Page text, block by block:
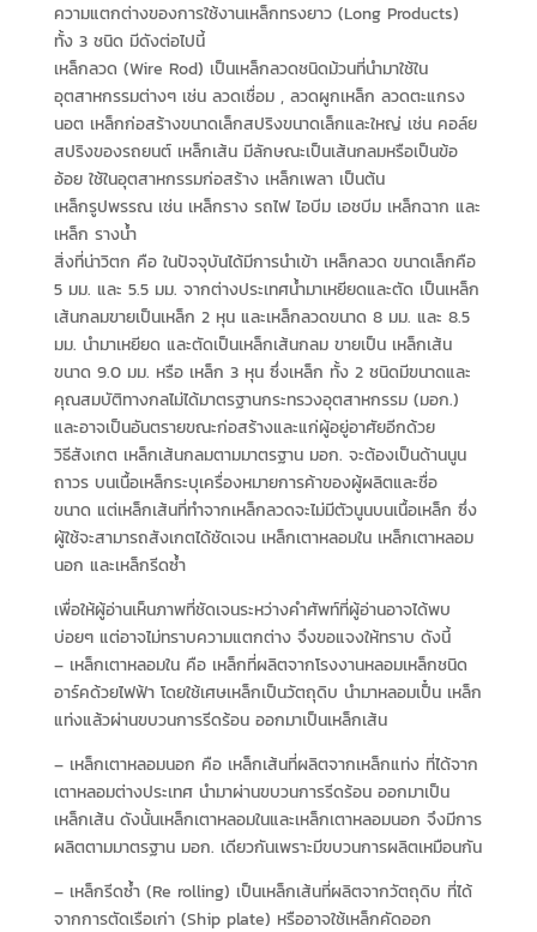
ความแตกต่างของการใช้งานเหล็กทรงยาว (Long Products)
ทั้ง 3 ชนิด มีดังต่อไปนี้
เหล็กลวด (Wire Rod) เป็นเหล็กลวดชนิดม้วนที่นำมาใช้ใน
อุตสาหกรรมต่างๆ เช่น ลวดเชื่อม , ลวดผูกเหล็ก ลวดตะแกรง
นอต เหล็กก่อสร้างขนาดเล็กสปริงขนาดเล็กและใหญ่ เช่น คอล์ย
สปริงของรถยนต์ เหล็กเส้น มีลักษณะเป็นเส้นกลมหรือเป็นข้อ
อ้อย ใช้ในอุตสาหกรรมก่อสร้าง เหล็กเพลา เป็นต้น
เหล็กรูปพรรณ เช่น เหล็กราง รถไฟ ไอบีม เอชบีม เหล็กฉาก และ
เหล็ก รางน้ำ
สิ่งที่น่าวิตก คือ ในปัจจุบันได้มีการนำเข้า เหล็กลวด ขนาดเล็กคือ
5 มม. และ 5.5 มม. จากต่างประเทศน้ำมาเหยียดและตัด เป็นเหล็ก
เส้นกลมขายเป็นเหล็ก 2 หุน และเหล็กลวดขนาด 8 มม. และ 8.5
มม. นำมาเหยียด และตัดเป็นเหล็กเส้นกลม ขายเป็น เหล็กเส้น
ขนาด 9.0 มม. หรือ เหล็ก 3 หุน ซึ่งเหล็ก ทั้ง 2 ชนิดมีขนาดและ
คุณสมบัติทางกลไม่ได้มาตรฐานกระทรวงอุตสาหกรรม (มอก.)
และอาจเป็นอันตรายขณะก่อสร้างและแก่ผู้อยู่อาศัยอีกด้วย
วิธีสังเกต เหล็กเส้นกลมตามมาตรฐาน มอก. จะต้องเป็นด้านนูน
ถาวร บนเนื้อเหล็กระบุเครื่องหมายการค้าของผู้ผลิตและชื่อ
ขนาด แต่เหล็กเส้นที่ทำจากเหล็กลวดจะไม่มีตัวนูนบนเนื้อเหล็ก ซึ่ง
ผู้ใช้จะสามารถสังเกตได้ชัดเจน เหล็กเตาหลอมใน เหล็กเตาหลอม
นอก และเหล็กรีดซ้ำ
เพื่อให้ผู้อ่านเห็นภาพที่ชัดเจนระหว่างคำศัพท์ที่ผู้อ่านอาจได้พบ
บ่อยๆ แต่อาจไม่ทราบความแตกต่าง จึงขอแจงให้ทราบ ดังนี้
– เหล็กเตาหลอมใน คือ เหล็กที่ผลิตจากโรงงานหลอมเหล็กชนิด
อาร์คด้วยไฟฟ้า โดยใช้เศษเหล็กเป็นวัตถุดิบ นำมาหลอมเป็๋น เหล็ก
แท่งแล้วผ่านขบวนการรีดร้อน ออกมาเป็นเหล็กเส้น
– เหล็กเตาหลอมนอก คือ เหล็กเส้นที่ผลิตจากเหล็กแท่ง ที่ได้จาก
เตาหลอมต่างประเทศ นำมาผ่านขบวนการรีดร้อน ออกมาเป็น
เหล็กเส้น ดังนั้นเหล็กเตาหลอมในและเหล็กเตาหลอมนอก จึงมีการ
ผลิตตามมาตรฐาน มอก. เดียวกันเพราะมีขบวนการผลิตเหมือนกัน
– เหล็กรีดซ้ำ (Re rolling) เป็นเหล็กเส้นที่ผลิตจากวัตถุดิบ ที่ได้
จากการตัดเรือเก่า (Ship plate) หรืออาจใช้เหล็กคัดออก